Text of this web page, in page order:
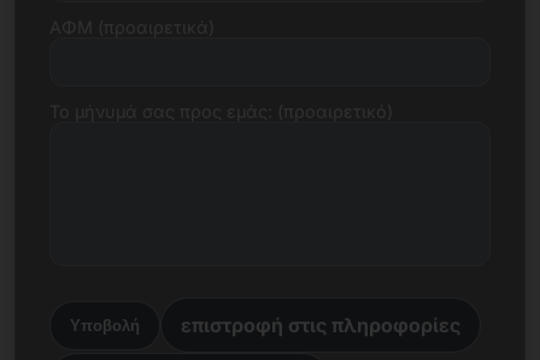
Υποβολή επιστροφή στις πληροφορίες